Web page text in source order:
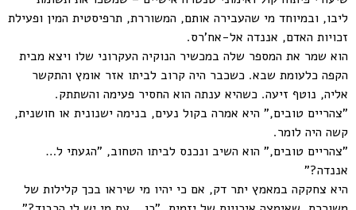
ליבו, ובמיוחד מי שהעבירה אותם, המשוררת, תרפיסטית המין ופעילת
זכויות האדם, אננדה אל-אח'רס.
הוא שמר את המספר שלה במכשיר הנוקיה העקרוני שלו ויצא מבית
הקפה כלעומת שבא. כשכבר היה קרוב לביתו אזר אומץ והתקשר
אליה, נוטף זיעה. כשהיא ענתה הוא החסיר פעימה והשתתק.
"צהריים טובים," היא אמרה בקול נעים, בנימה ישנונית או חושנית,
קשה היה לומר.
"צהריים טובים," הוא השיב ונכנס לביתו הטחוב, "הגעתי ל…
אננדה?"
היא צחקקה במאמץ יתר דק, אם כי יהיו מי שיראו בכך קלילות של